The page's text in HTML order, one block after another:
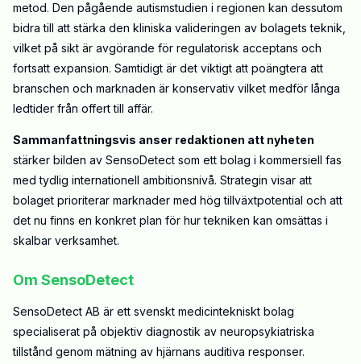
metod. Den pågående autismstudien i regionen kan dessutom
bidra till att stärka den kliniska valideringen av bolagets teknik,
vilket på sikt är avgörande för regulatorisk acceptans och
fortsatt expansion. Samtidigt är det viktigt att poängtera att
branschen och marknaden är konservativ vilket medför långa
ledtider från offert till affär.
Sammanfattningsvis anser redaktionen att nyheten
stärker bilden av SensoDetect som ett bolag i kommersiell fas
med tydlig internationell ambitionsnivå. Strategin visar att
bolaget prioriterar marknader med hög tillväxtpotential och att
det nu finns en konkret plan för hur tekniken kan omsättas i
skalbar verksamhet.
Om SensoDetect
SensoDetect AB är ett svenskt medicintekniskt bolag
specialiserat på objektiv diagnostik av neuropsykiatriska
tillstånd genom mätning av hjärnans auditiva responser.